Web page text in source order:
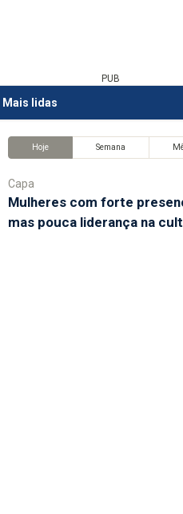
PUB
Mais lidas
Hoje Semana
Capa
Mulheres com forte
mas pouca liderança na